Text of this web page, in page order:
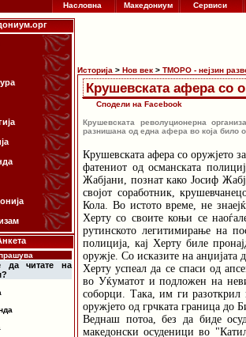
Насловна Македониум Сервиси
да читате на
Историја > Нов век > ТМОРО - нејзин
Крушевската афера со
Сподели на Facebook
Крушевската револуционерна
разнишана од една афера во која било
Крушевската афера со оружјето
фатениот од османската
Жабјани, познат како Јосиф
својот соработник,
Кола. Во истото време, не
Херту со своите коњи се
рутинското легитимирање на
полиција, кај Херту биле
оружје. Со исказите на анџијата
Херту успеал да се спаси од
во Уќуматот и подложен на
соборци. Така, им ги разоткрил
оружјето од грчката граница до
Веднаш потоа, без да биде
македонски осуденици во